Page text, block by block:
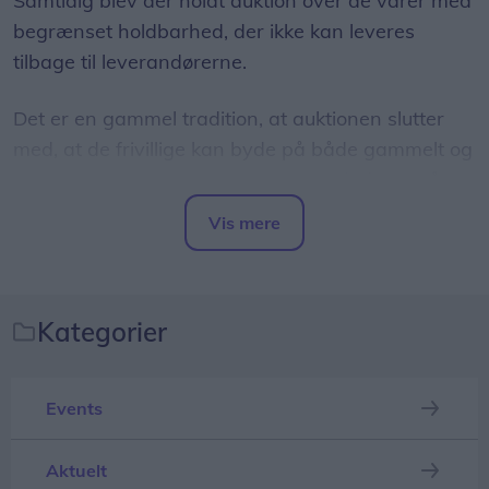
begrænset holdbarhed, der ikke kan leveres
tilbage til leverandørerne.
Det er en gammel tradition, at auktionen slutter
har retten til at opbevare billedet til næste års
billedet endte hos Martin Mogensen og Andreas
fornøjelse.
Engagement
Vis mere
Kategorier
Events
Aktuelt